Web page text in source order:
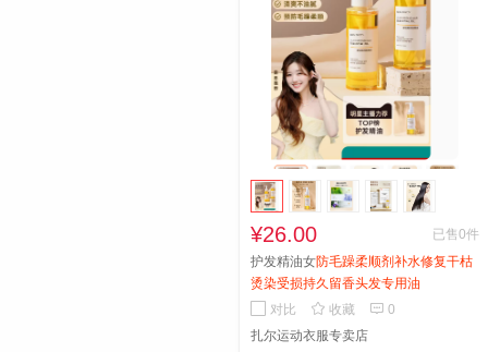
¥26.00
已售0件
护发精油女防毛躁柔顺剂补水修复干枯
烫染受损持久留香头发专用油
对比
 收藏  0
扎尔运动衣服专卖店